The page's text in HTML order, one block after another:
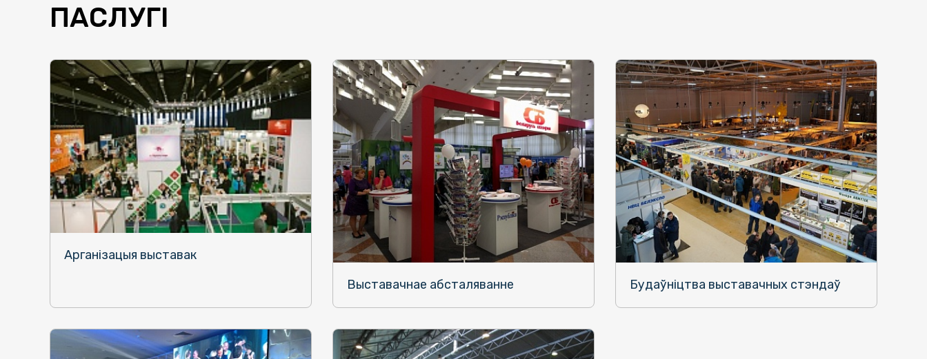
ПАСЛУГІ
Арганізацыя выставак
Выставачнае абсталяванне
Будаўніцтва выставачных стэндаў